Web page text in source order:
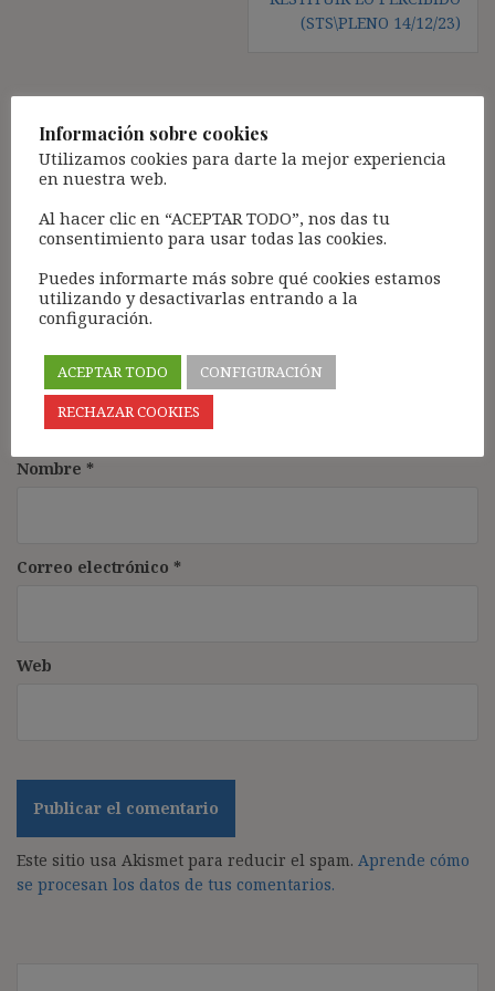
(STS\PLENO 14/12/23)
Deja una respuesta
Tu dirección de correo electrónico no será publicada. Los
campos obligatorios están marcados con
Comentario*
Nombre *
Correo electrónico *
Web
Este sitio usa Akismet para reducir el spam. Aprende cómo
se procesan los datos de tus comentarios.
Información sobre cookies
Utilizamos cookies para darte la mejor experiencia
en nuestra web.
Al hacer clic en “ACEPTAR TODO”, nos das tu
consentimiento para usar todas las cookies.
Puedes informarte más sobre qué cookies estamos
utilizando y desactivarlas entrando a la
configuración.
ACEPTAR TODO
CONFIGURACIÓN
RECHAZAR COOKIES